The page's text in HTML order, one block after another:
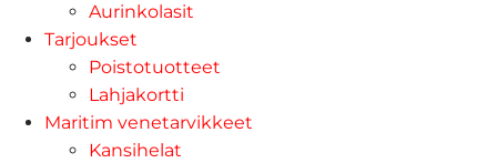
Aurinkolasit
Tarjoukset
Poistotuotteet
Lahjakortti
Maritim venetarvikkeet
Kansihelat